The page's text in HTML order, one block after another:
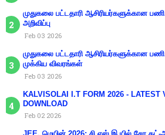
முதுகலை பட்டதாரி ஆசிரியர்களுக்கான
அறிவிப்பு
Feb 03 2026
முதுகலை பட்டதாரி ஆசிரியர்களுக்கான
முக்கிய விவரங்கள்
Feb 03 2026
KALVISOLAI I.T FORM 2026 - LATEST
DOWNLOAD
Feb 02 2026